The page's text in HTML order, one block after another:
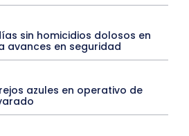
sin homicidios dolosos en
avances en seguridad
azules en operativo de